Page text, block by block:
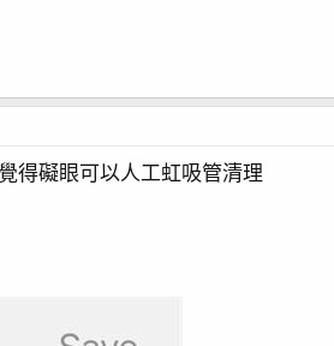
得礙眼可以人工虹吸管清理